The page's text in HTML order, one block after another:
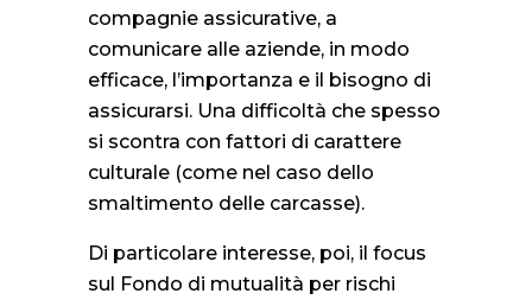
compagnie assicurative, a
comunicare alle aziende, in modo
efficace, l’importanza e il bisogno di
assicurarsi. Una difficoltà che spesso
si scontra con fattori di carattere
culturale (come nel caso dello
smaltimento delle carcasse).
Di particolare interesse, poi, il focus
sul Fondo di mutualità per rischi